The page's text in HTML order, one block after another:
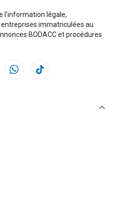
l'information légale,
immatriculées au
BODACC et procédures